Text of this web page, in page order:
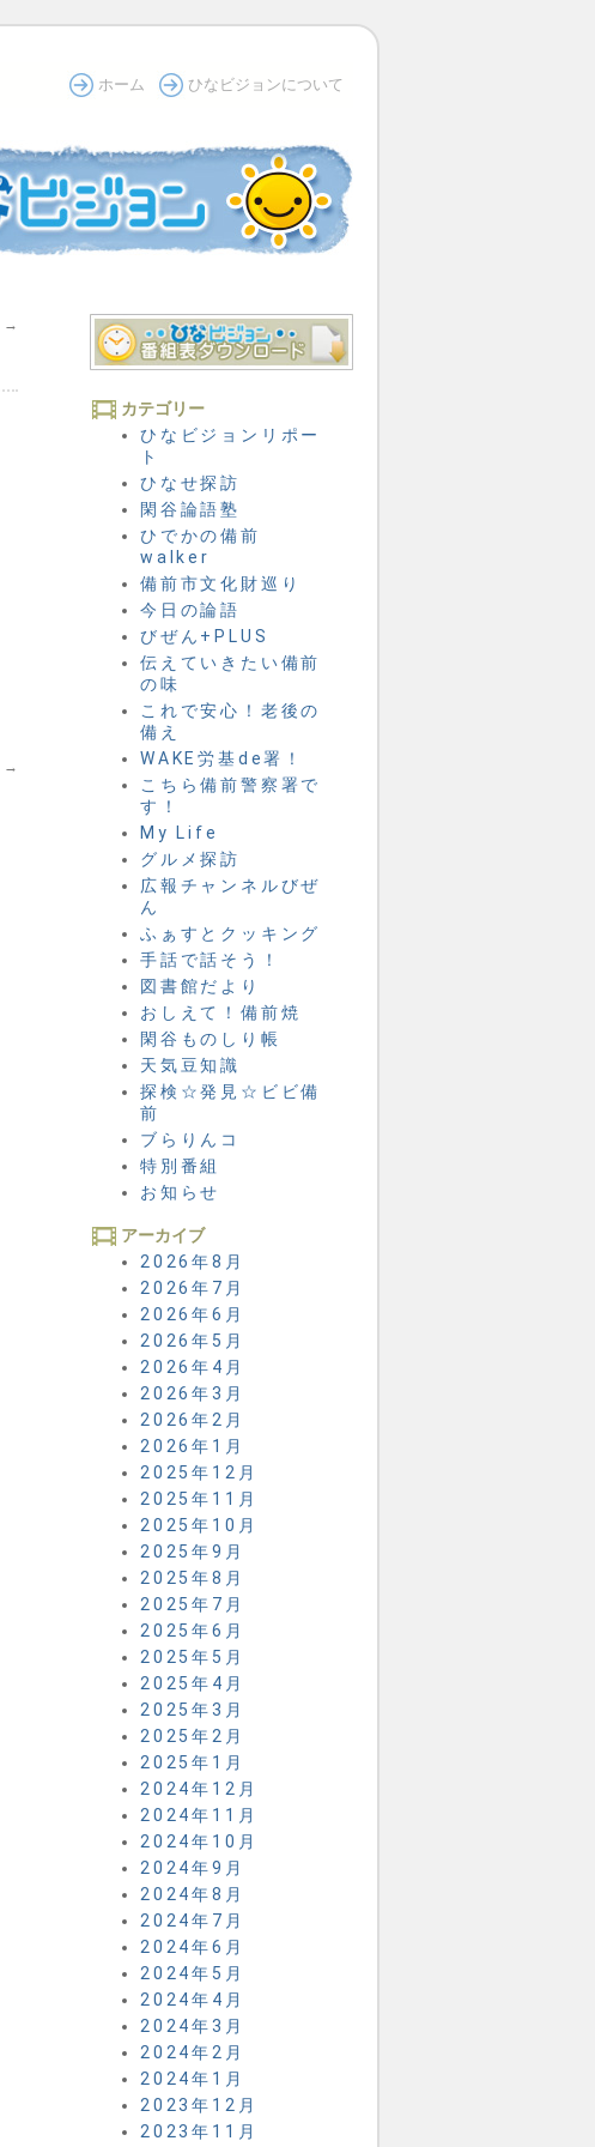
ホーム ひなビジョンについて
→
→
カテゴリー
ひなビジョンリポー
ト
ひなせ探訪
閑谷論語塾
ひでかの備前
walker
備前市文化財巡り
今日の論語
びぜん+PLUS
伝えていきたい備前
の味
これで安心！老後の
備え
WAKE労基de署！
こちら備前警察署で
す！
My Life
グルメ探訪
広報チャンネルびぜ
ん
ふぁすとクッキング
手話で話そう！
図書館だより
おしえて！備前焼
閑谷ものしり帳
天気豆知識
探検☆発見☆ビビ備
前
ブらりんコ
特別番組
お知らせ
アーカイブ
2026年8月
2026年7月
2026年6月
2026年5月
2026年4月
2026年3月
2026年2月
2026年1月
2025年12月
2025年11月
2025年10月
2025年9月
2025年8月
2025年7月
2025年6月
2025年5月
2025年4月
2025年3月
2025年2月
2025年1月
2024年12月
2024年11月
2024年10月
2024年9月
2024年8月
2024年7月
2024年6月
2024年5月
2024年4月
2024年3月
2024年2月
2024年1月
2023年12月
2023年11月